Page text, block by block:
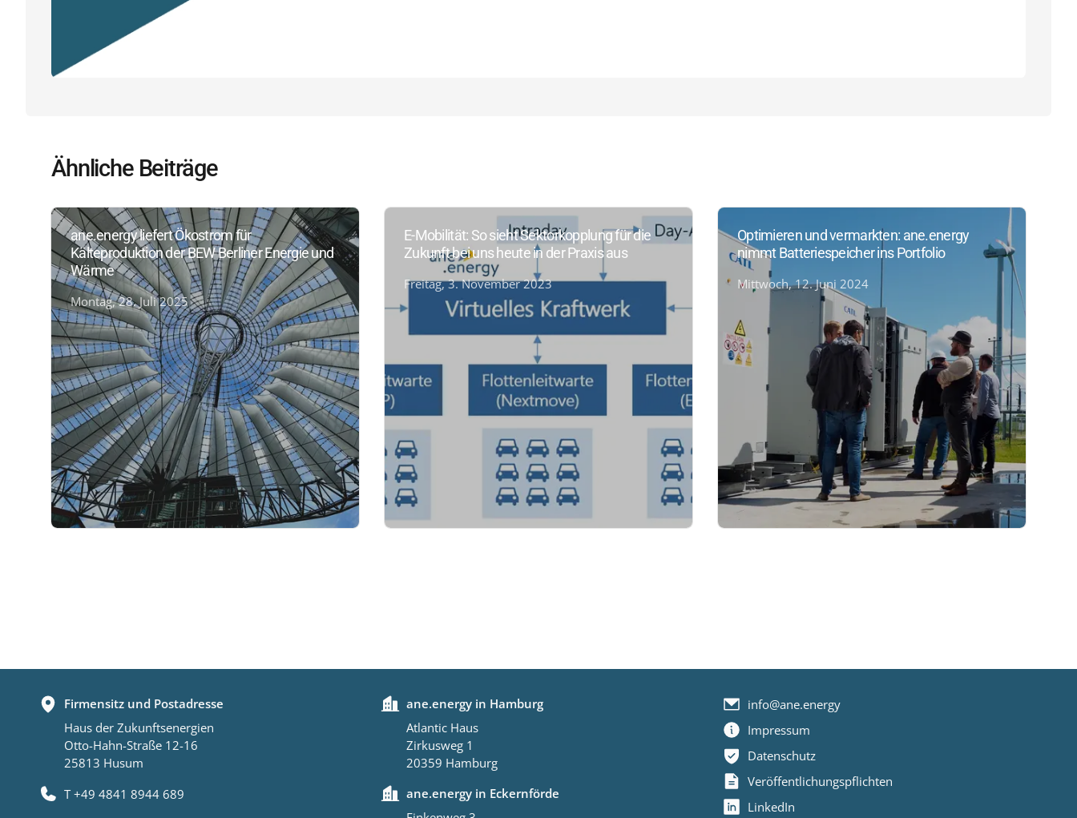
Ähnliche Beiträge
ane.energy liefert Ökostrom für
Kälteproduktion der BEW Berliner Energie und
Wärme
Montag, 28. Juli 2025
E-Mobilität: So sieht Sektorkopplung für die
Zukunft bei uns heute in der Praxis aus
Freitag, 3. November 2023
Optimieren und vermarkten: ane.energy
nimmt Batteriespeicher ins Portfolio
Mittwoch, 12. Juni 2024
Firmensitz und Postadresse
Haus der Zukunftsenergien
Otto-Hahn-Straße 12-16
25813 Husum
T +49 4841 8944 689
ane.energy in Hamburg
Atlantic Haus
Zirkusweg 1
20359 Hamburg
ane.energy in Eckernförde
info@ane.energy
Impressum
Datenschutz
Veröffentlichungspflichten
LinkedIn